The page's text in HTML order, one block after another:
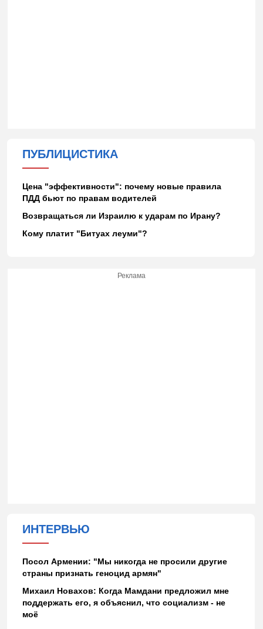
ПУБЛИЦИСТИКА
Цена "эффективности": почему новые правила
ПДД бьют по правам водителей
Возвращаться ли Израилю к ударам по Ирану?
Кому платит "Битуах леуми"?
Реклама
ИНТЕРВЬЮ
Посол Армении: "Мы никогда не просили другие
страны признать геноцид армян"
Михаил Новахов: Когда Мамдани предложил мне
поддержать его, я объяснил, что социализм - не
моё